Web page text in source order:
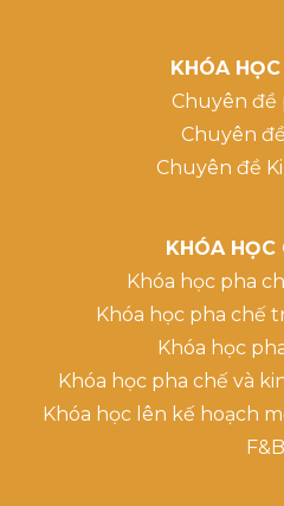
KHÓA
Chuyên đề
Chuyên
Chuyên đề
KHÓA HỌC
Khóa học pha
Khóa học pha chế
Khóa học
Khóa học pha chế và
Khóa học lên kế hoạch
F&B